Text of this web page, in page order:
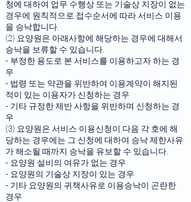
청에 대하여 업무 수행상 또는 기술상 지장이 없는
경우에 원칙적으로 접수순서에 따라 서비스 이용
을 승낙합니다.
(2) 요양원은 아래사항에 해당하는 경우에 대해서
승낙을 보류할 수 있습니다.
- 부정한 용도로 본 서비스를 이용하고자 하는 경
우
- 법령 또는 약관을 위반하여 이용계약이 해지된
적이 있는 이용자가 신청하는 경우
- 기타 규정한 제반 사항을 위반하며 신청하는 경
우
(3) 요양원은 서비스 이용신청이 다음 각 호에 해
당하는 경우에는 그 신청에 대하여 승낙 제한사유
가 해소될 때까지 승낙을 유보할 수 있습니다.
- 요양원 설비의 여유가 없는 경우
- 요양원의 기술상 지장이 있는 경우
- 기타 요양원의 귀책사유로 이용승낙이 곤란한
경우